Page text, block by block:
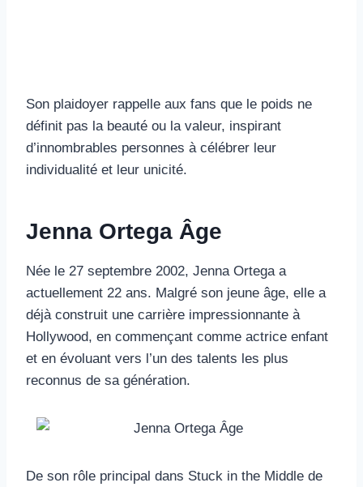
Son plaidoyer rappelle aux fans que le poids ne
définit pas la beauté ou la valeur, inspirant
d’innombrables personnes à célébrer leur
individualité et leur unicité.
Jenna Ortega Âge
Née le 27 septembre 2002, Jenna Ortega a
actuellement 22 ans. Malgré son jeune âge, elle a
déjà construit une carrière impressionnante à
Hollywood, en commençant comme actrice enfant
et en évoluant vers l’un des talents les plus
reconnus de sa génération.
De son rôle principal dans Stuck in the Middle de